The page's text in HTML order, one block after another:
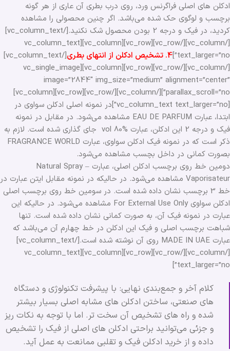
ادکلن های اصلی فراگرنس ورد، روی درب بطری آن عاری از هر گونه
برچسب و لوگوی حک شده می‌باشد. اگر چنین محصولی را مشاهده
کردید، در فیک و درجه 2 بودن محصول شک نکنید.[/vc_column_text]
[/vc_column][/vc_row][vc_row][vc_column][vc_column_text
text_larger=”no”] 4. تشخیص ادکلن از انتهای بطری
[/vc_column_text]
[/vc_column][/vc_row][vc_row][vc_column][vc_single_image
image=”2844″ img_size=”medium” alignment=”center”
parallax_scroll=”no”][/vc_column][/vc_row][vc_row][vc_column]
[vc_column_text text_larger=”no”]در نمونه اصلی ادکلن سواوی در
ابتدا، عبارت EAU DE PARFUM مشاهده می‌شود. در مقابل در نمونه
فیک و درجه 2 این ادکلن، عبارت vol 80% جای گذاری شده است. لازم به
ذکر است که در نمونه فیک ادکلن سواوی، عبارت FRAGRANCE WORLD
بصورت کمانی در داخل بچسب مشاهده می‌شود.
دومین خط روی برچسب ادکلن اصلی، عبارت Natural Spray –
Vaporisateur مشاهده می‌شود. در حالیکه در نمونه مقابل ایتن عبارت در
خط 3 برچسب نشان داده شده است. در سومین خط روی برچسب اصلی
ادکلن سواوی For External Use Only مشاهده می‌شود. در حالیکه این
عبارت در نمونه فیک آن، به صورت کمانی نشان داده شده است. تنها
شباهت برچسب اصلی و فیک این ادکلن در خط چهارم آن می‌باشد که
عبارت MADE IN UAE روی آن نوشته شده است.[/vc_column_text]
[/vc_column][/vc_row][vc_row][vc_column][vc_column_text
text_larger=”no”]
کلام آخر و جمع‌بندی نهایی: با پیشرفت تکنولوژی و دستگاه
های صنعتی، ساختن ادکلن های مشابه اصلی بسیار بیشتر
شده و راه های تشخیص آن سخت تر. اما با توجه به نکات ریز
و جزئی می‌توانید براحتی ادکلن های اصلی از فیک را تشخیص
داده و از خرید ادکلن فیک و تقلبی ممانعت به عمل آید.